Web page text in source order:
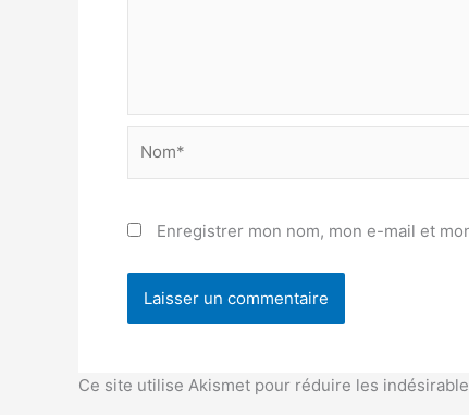
Enregistrer mon nom, mon e-mail et
Ce site utilise Akismet pour réduire les